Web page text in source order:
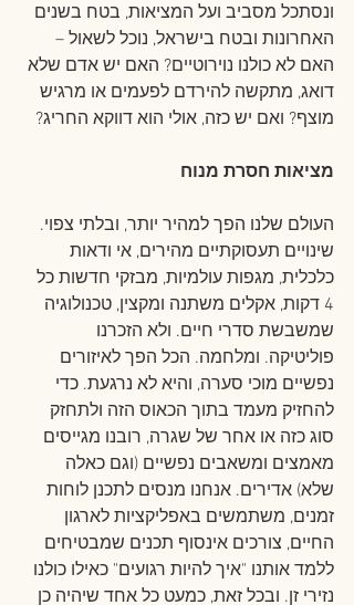
ונסתכל מסביב ועל המציאות, בטח בשנים
האחרונות ובטח בישראל, נוכל לשאול –
האם לא כולנו נוירוטיים? האם יש אדם שלא
דואג, מתקשה להירדם לפעמים או מרגיש
מוצף? ואם יש כזה, אולי הוא דווקא החריג?
מציאות חסרת מנוח
העולם שלנו הפך למהיר יותר, ובלתי צפוי.
שינויים תעסוקתיים מהירים, אי ודאות
כלכלית, מגפות עולמיות, מבזקי חדשות כל
4 דקות, אקלים משתנה ומקצין, טכנולוגיה
שמשבשת סדרי חיים. ולא הזכרנו
פוליטיקה. ומלחמה. הכל הפך לאיזורים
נפשיים מוכי סערה, והיא לא נרגעת. כדי
להחזיק מעמד בתוך הכאוס הזה ולתחזק
סוג כזה או אחר של שגרה, רובנו מגייסים
מאמצים ומשאבים נפשיים (וגם כאלה
שלא) אדירים. אנחנו מנסים לתכנן לוחות
זמנים, משתמשים באפליקציות לארגון
החיים, צורכים אינסוף תכנים שמבטיחים
ללמד אותנו "איך להיות רגועים" כאילו כולנו
נזירי זן. ובכל זאת, כמעט כל אחד שיהיה כן